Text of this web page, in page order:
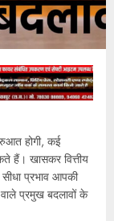
होगी, कई
हैं। खासकर वित्तीय
प्रभाव आपकी
प्रमुख बदलावों के